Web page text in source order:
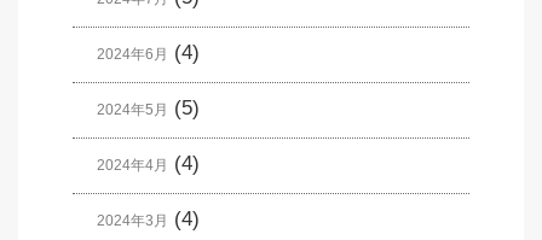
2024年6月 (4)
2024年5月 (5)
2024年4月 (4)
2024年3月 (4)